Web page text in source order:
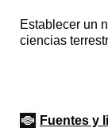
Establecer un
ciencias
Fuentes y